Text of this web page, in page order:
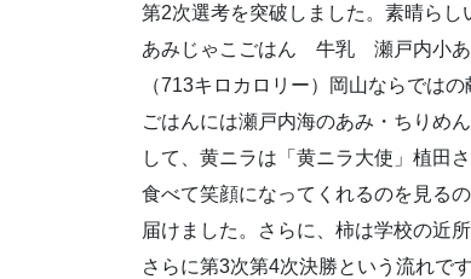
第2次選考を突破しました。素晴らし
あみじゃこごはん 牛乳 瀬戸内小
（713キロカロリー）岡山ならではの
ごはんには瀬戸内海のあみ・ちりめ
して、黄ニラは「黄ニラ大使」植田
食べて笑顔になってくれるのを見る
届けました。さらに、柿は学校の近
さらに第3次第4次決勝という流れで